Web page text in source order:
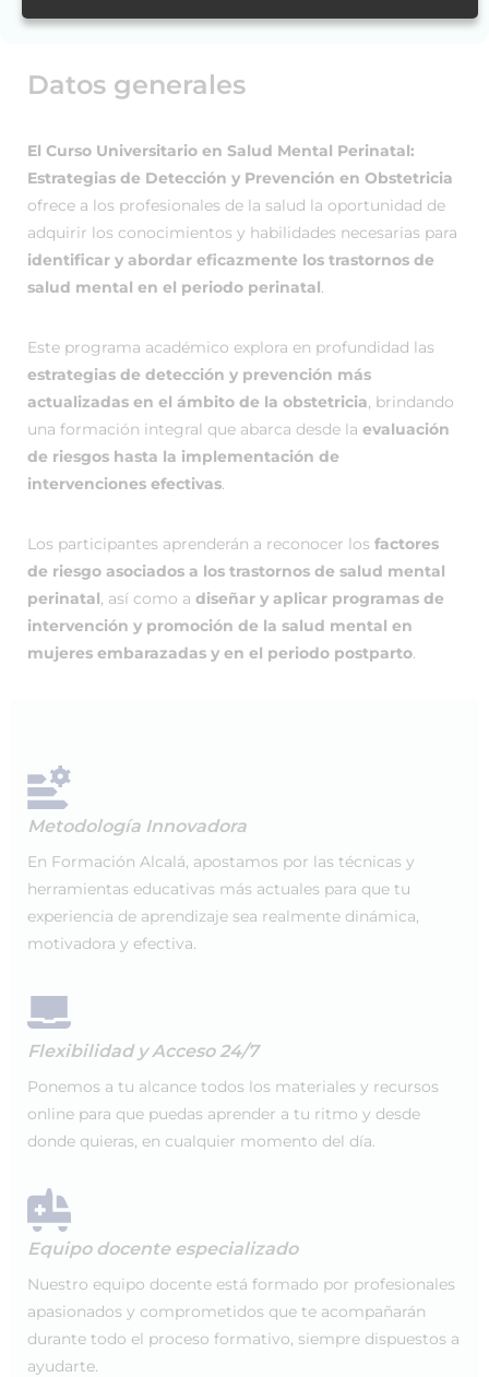
Datos generales
El Curso Universitario en Salud Mental Perinatal:
Estrategias de Detección y Prevención en Obstetricia
ofrece a los profesionales de la salud la oportunidad de
adquirir los conocimientos y habilidades necesarias para
identificar y abordar eficazmente los trastornos de
salud mental en el periodo perinatal.
Este programa académico explora en profundidad las
estrategias de detección y prevención más
actualizadas en el ámbito de la obstetricia, brindando
una formación integral que abarca desde la evaluación
de riesgos hasta la implementación de
intervenciones efectivas.
Los participantes aprenderán a reconocer los factores
de riesgo asociados a los trastornos de salud mental
perinatal, así como a diseñar y aplicar programas de
intervención y promoción de la salud mental en
mujeres embarazadas y en el periodo postparto.
Metodología Innovadora
En Formación Alcalá, apostamos por las técnicas y
herramientas educativas más actuales para que tu
experiencia de aprendizaje sea realmente dinámica,
motivadora y efectiva.
Flexibilidad y Acceso 24/7
Ponemos a tu alcance todos los materiales y recursos
online para que puedas aprender a tu ritmo y desde
donde quieras, en cualquier momento del día.
Equipo docente especializado
Nuestro equipo docente está formado por profesionales
apasionados y comprometidos que te acompañarán
durante todo el proceso formativo, siempre dispuestos a
ayudarte.